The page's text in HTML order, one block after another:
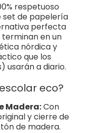
respetuoso
set de papelería
perfecta
en un
nórdica y
que los
usarán a diario.
eco?
Madera:Con
y cierre de
de madera.